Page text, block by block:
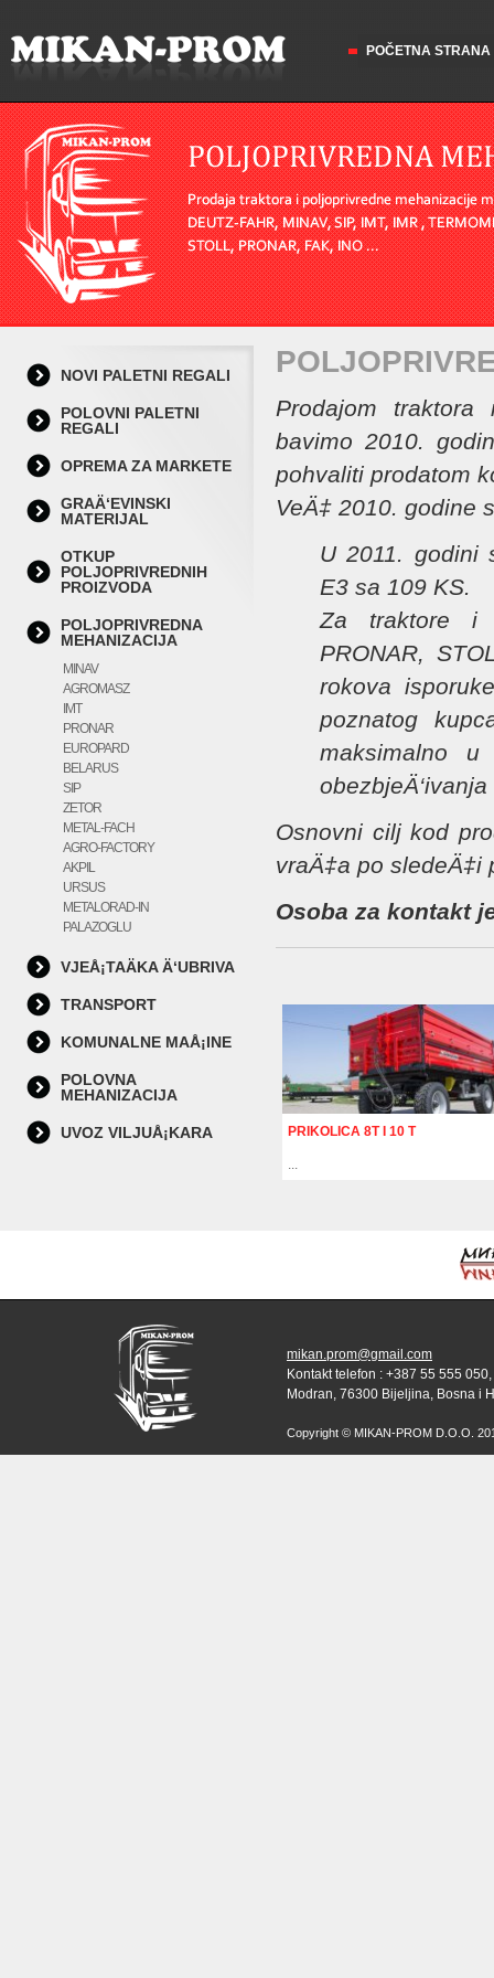
POČETNA STRANA
NOVI PALETNI REGALI
POLOVNI PALETNI
REGALI
OPREMA ZA MARKETE
GRAÄ‘EVINSKI
MATERIJAL
OTKUP
POLJOPRIVREDNIH
PROIZVODA
POLJOPRIVREDNA
MEHANIZACIJA
MINAV
AGROMASZ
IMT
PRONAR
EUROPARD
BELARUS
SIP
ZETOR
METAL-FACH
AGRO-FACTORY
AKPIL
URSUS
METALORAD-IN
PALAZOGLU
VJEÅ¡TAÄKA Ä‘UBRIVA
TRANSPORT
KOMUNALNE MAÅ¡INE
POLOVNA
MEHANIZACIJA
UVOZ VILJUÅ¡KARA
Prodajom traktora
bavimo 2010.
pohvaliti prodatom
VeÄ‡ 2010. godine
U 2011. godini
E3 sa 109 KS.
Za traktore i
PRONAR,
rokova
poznatog
maksimalno
Osnovni cilj kod
vraÄ‡a po sledeÄ‡i
Osoba za kontakt
PRIKOLICA 8T I 10 T
...
mikan.prom@gmail.com
Kontakt telefon : +387 55 555
Modran, 76300 Bijeljina, Bosna i
Copyright © MIKAN-PROM D.O.O.